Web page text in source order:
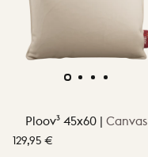
Ploov³ 45x60 | Canvas
129,95 €